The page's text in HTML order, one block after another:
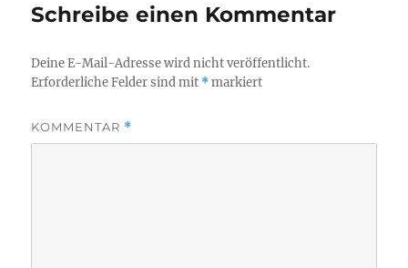
Schreibe einen Kommentar
Deine E-Mail-Adresse wird nicht veröffentlicht.
Erforderliche Felder sind mit *markiert
KOMMENTAR *